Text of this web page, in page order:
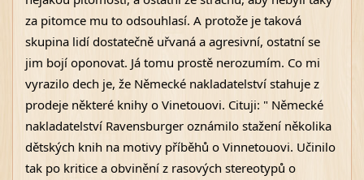
za pitomce mu to odsouhlasí. A protože je taková
skupina lidí dostatečně uřvaná a agresivní, ostatní se
jim bojí oponovat. Já tomu prostě nerozumím. Co mi
vyrazilo dech je, že Německé nakladatelství stahuje z
prodeje některé knihy o Vinetouovi. Cituji: " Německé
nakladatelství Ravensburger oznámilo stažení několika
dětských knih na motivy příběhů o Vinnetouovi. Učinilo
tak po kritice a obvinění z rasových stereotypů o